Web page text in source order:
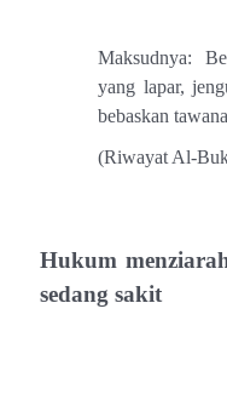
Maksudnya:
yang lapar,
bebaskan
(Riwayat Al-
Hukum
sedang sakit